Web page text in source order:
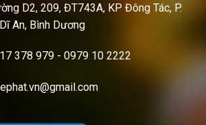
D2, 209, ĐT743A, KP Đông Tác, P.
An, Bình Dương
378 979 - 0979 10 2222